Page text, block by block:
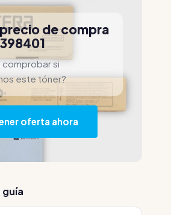
de compra
comprobar si
este tóner?
oferta ahora